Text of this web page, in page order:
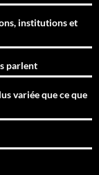
institutions et
parlent
variée que ce que